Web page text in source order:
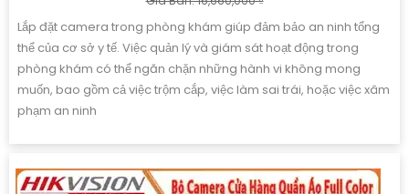
Lắp đặt camera trong phòng khám giúp đảm bảo an ninh tổng
thể của cơ sở y tế. Việc quản lý và giám sát hoạt động trong
phòng khám có thể ngăn chặn những hành vi không mong
muốn, bao gồm cả việc trộm cắp, việc làm sai trái, hoặc việc xâm
phạm an ninh